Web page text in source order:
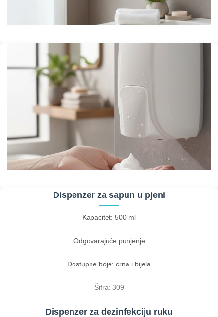
Dispenzer za sapun u pjeni
Kapacitet: 500 ml
Odgovarajuće punjenje
Dostupne boje: crna i bijela
Šifra: 309
Dispenzer za dezinfekciju ruku